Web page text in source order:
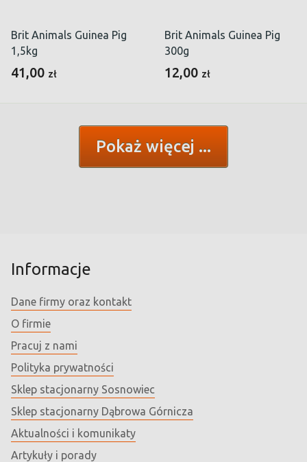
Brit Animals Guinea Pig
1,5kg
41,00 zł
Brit Animals Guinea Pig
300g
12,00 zł
Pokaż więcej
Informacje
Dane firmy oraz kontakt
O firmie
Pracuj z nami
Polityka prywatności
Sklep stacjonarny Sosnowiec
Sklep stacjonarny Dąbrowa Górnicza
Aktualności i komunikaty
Artykuły i porady